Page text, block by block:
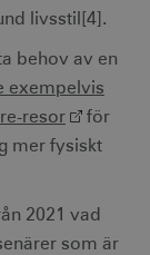
livsstil[4].
behov av en
exempelvis
resor
för
mer fysiskt
2021 vad
som är